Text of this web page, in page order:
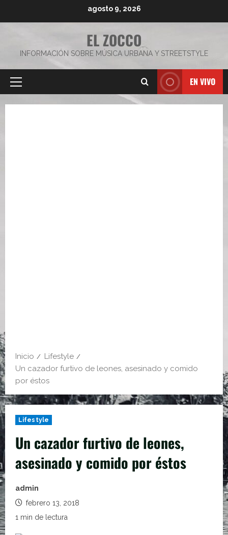
agosto 9, 2026
EL ZOCCO
INFORMACIÓN SOBRE MÚSICA URBANA Y STREETSTYLE
Menú
EN VIVO
Inicio
Lifestyle
Un cazador furtivo de leones, asesinado y comido
por éstos
Lifestyle
Un cazador furtivo de leones,
asesinado y comido por éstos
admin
febrero 13, 2018
1 min de lectura